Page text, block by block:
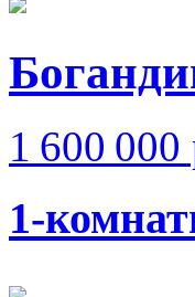
1 600 000
1-